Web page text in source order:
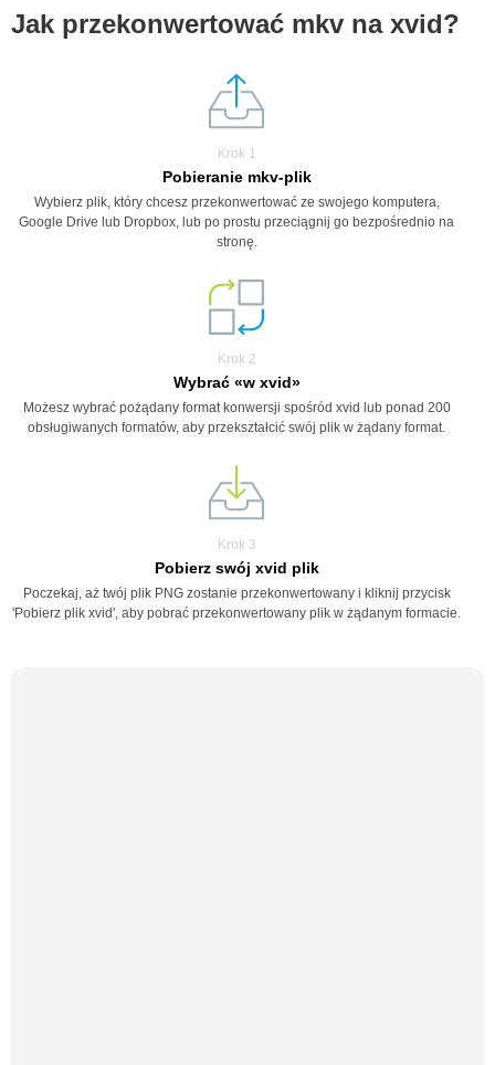
Jak przekonwertować mkv na xvid?
Krok 1
Pobieranie mkv-plik
Wybierz plik, który chcesz przekonwertować ze swojego komputera,
Google Drive lub Dropbox, lub po prostu przeciągnij go bezpośrednio na
stronę.
Krok 2
Wybrać «w xvid»
Możesz wybrać pożądany format konwersji spośród xvid lub ponad 200
obsługiwanych formatów, aby przekształcić swój plik w żądany format.
Krok 3
Pobierz swój xvid plik
Poczekaj, aż twój plik PNG zostanie przekonwertowany i kliknij przycisk
'Pobierz plik xvid', aby pobrać przekonwertowany plik w żądanym formacie.